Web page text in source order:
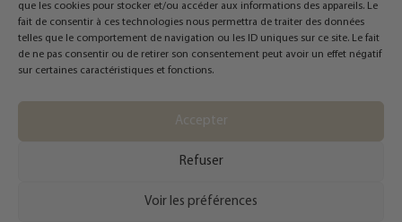
que les cookies pour stocker et/ou accéder aux informations des appareils. Le
fait de consentir à ces technologies nous permettra de traiter des données
telles que le comportement de navigation ou les ID uniques sur ce site. Le fait
de ne pas consentir ou de retirer son consentement peut avoir un effet négatif
sur certaines caractéristiques et fonctions.
Accepter
Refuser
Voir les préférences
Categories
WordPress Astra